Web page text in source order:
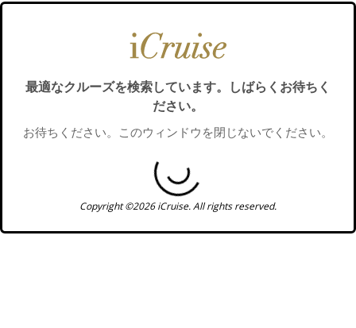
最適なクルーズを検索しています。しばらくお待ちく
ださい。
お待ちください。このウィンドウを閉じないでください。
Copyright ©2026 iCruise. All rights reserved.